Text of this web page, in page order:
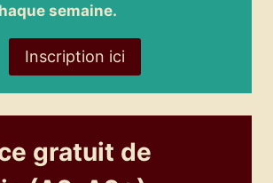
semaine.
Inscription ici
gratuit de